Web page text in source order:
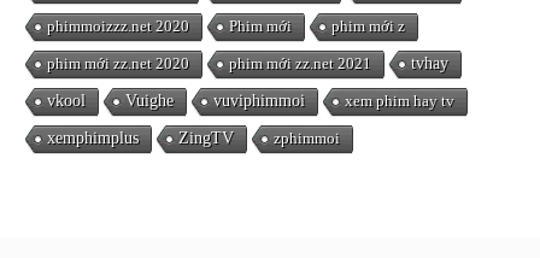
phimmoizzz.net 2020 Phim mới phim mới z
phim mới zz.net 2020 phim mới zz.net 2021 tvhay
vkool Vuighe vuviphimmoi xem phim hay tv
xemphimplus ZingTV zphimmoi